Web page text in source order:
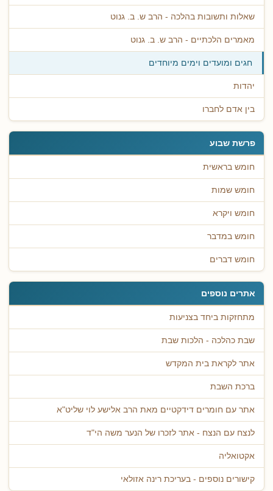
שאלות ותשובות בהלכה - הרב ש. ב. גנוט
מאמרים הלכתיים - הרב ש. ב. גנוט
חגים ומועדים וימים מיוחדים
יהדות
בין אדם לחברו
פרשת שבוע
חומש בראשית
חומש שמות
חומש ויקרא
חומש במדבר
חומש דברים
אתרים נוספים
מתחזקות ביחד בצניעות
שבת כהלכה - הלכות שבת
אתר לקראת בית המקדש
ברכת השבת
אתר עם חומרים דידקטיים מאת הרב אלישע לוי שליט"א
לנצח עם הנצח - אתר לזכרו של הנער משה הי"ד
אקטואליה
קישורים נוספים - בעריכת רינה אזולאי